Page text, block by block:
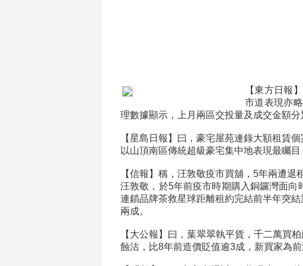
【東方日報
市道表現亦
理數據顯示，上月兩區交投量及成交金額分
【星島日報】曰，豪宅屋苑連錄大額租賃
以山頂南區傳統超級豪宅集中地表現最矚
【信報】稱，汪敦敬疫市買舖，5年兩遭
汪敦敬，於5年前疫市時期購入銅鑼灣面
連鎖品牌茶救星球距離租約完結前半年突
兩成。
【大公報】曰，葉翠翠執平貨，千二萬買
蝕沽，比8年前造價貶值逾3成，新買家為前